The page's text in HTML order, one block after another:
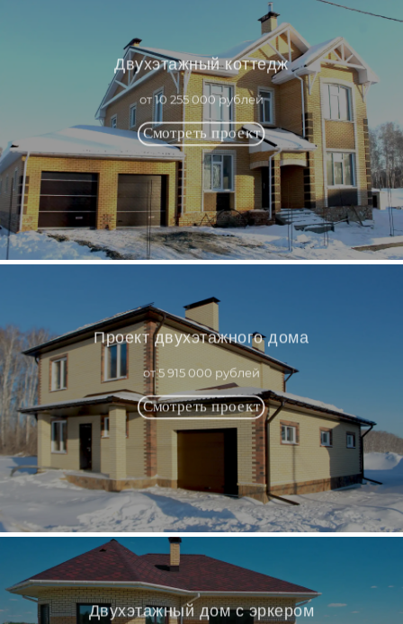
Двухэтажный коттедж
от 10 255 000 рублей
Проект двухэтажного дома
от 5 915 000 рублей
Двухэтажный дом с эркером